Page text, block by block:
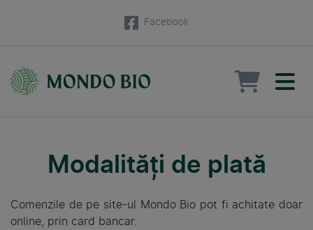
Facebook
Modalități de plată
Comenzile de pe site-ul Mondo Bio pot fi achitate doar
online, prin card bancar.